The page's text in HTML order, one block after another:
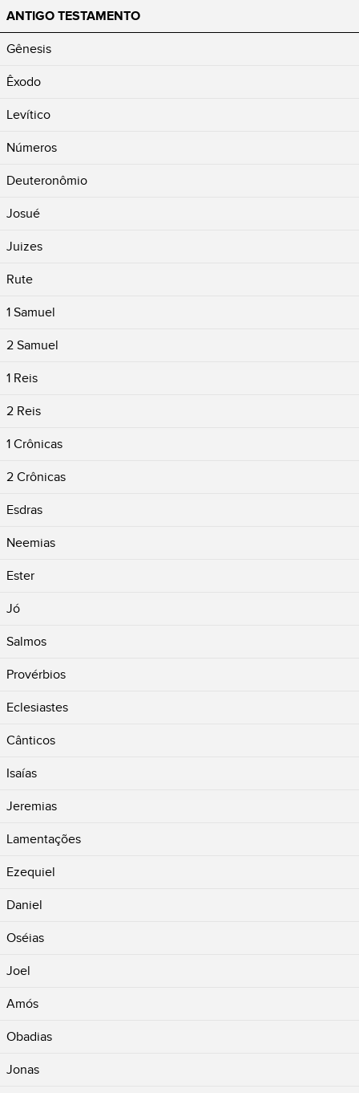
ANTIGO TESTAMENTO
Gênesis
Êxodo
Levítico
Números
Deuteronômio
Josué
Juizes
Rute
1 Samuel
2 Samuel
1 Reis
2 Reis
1 Crônicas
2 Crônicas
Esdras
Neemias
Ester
Jó
Salmos
Provérbios
Eclesiastes
Cânticos
Isaías
Jeremias
Lamentações
Ezequiel
Daniel
Oséias
Joel
Amós
Obadias
Jonas